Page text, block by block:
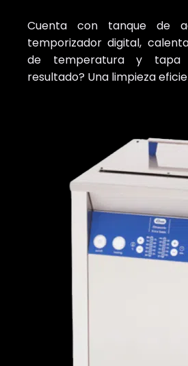
Cuenta con tanque de
temporizador digital,
de temperatura y tapa
resultado? Una limpieza